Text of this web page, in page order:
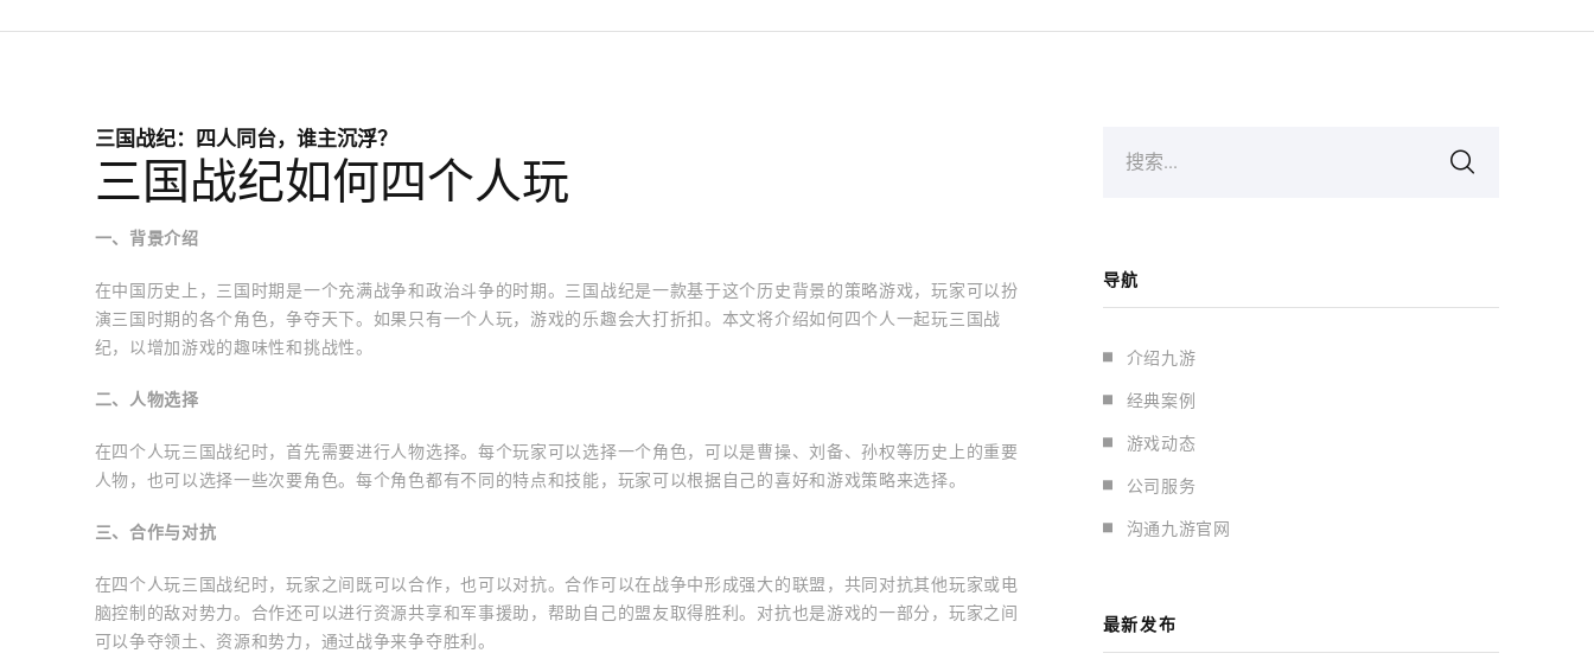
三国战纪：四人同台，谁主沉浮？
三国战纪如何四个人玩
一、背景介绍
在中国历史上，三国时期是一个充满战争和政治斗争的时期。三国战纪是一款基于这个历史背景的策略游戏，玩家可以扮
演三国时期的各个角色，争夺天下。如果只有一个人玩，游戏的乐趣会大打折扣。本文将介绍如何四个人一起玩三国战
纪，以增加游戏的趣味性和挑战性。
二、人物选择
在四个人玩三国战纪时，首先需要进行人物选择。每个玩家可以选择一个角色，可以是曹操、刘备、孙权等历史上的重要
人物，也可以选择一些次要角色。每个角色都有不同的特点和技能，玩家可以根据自己的喜好和游戏策略来选择。
三、合作与对抗
在四个人玩三国战纪时，玩家之间既可以合作，也可以对抗。合作可以在战争中形成强大的联盟，共同对抗其他玩家或电
脑控制的敌对势力。合作还可以进行资源共享和军事援助，帮助自己的盟友取得胜利。对抗也是游戏的一部分，玩家之间
可以争夺领土、资源和势力，通过战争来争夺胜利。
搜索...
导航
介绍九游
经典案例
游戏动态
公司服务
沟通九游官网
最新发布